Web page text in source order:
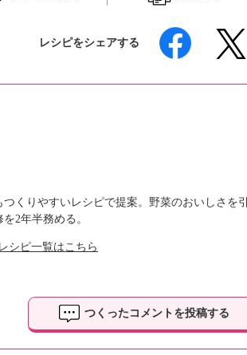
レシピをシェアする
くりやすいレシピで提案。野菜のおいしさを引
2年半務める。
シピ一覧はこちら
つくったコメントを投稿する